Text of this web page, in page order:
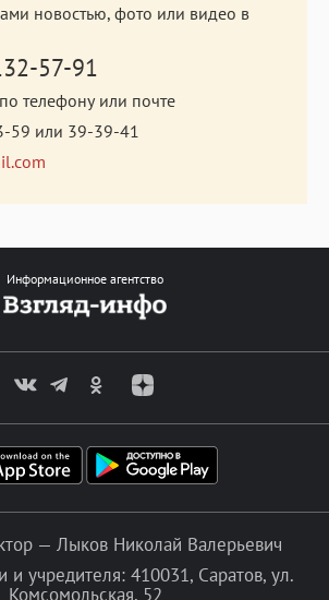
новостью, фото или видео в
57-91
телефону или почте
59 или 39-39-41
Информационное агентство
— Лыков Николай Валерьевич
и учредителя: 410031, Саратов, ул.
Комсомольская, 52